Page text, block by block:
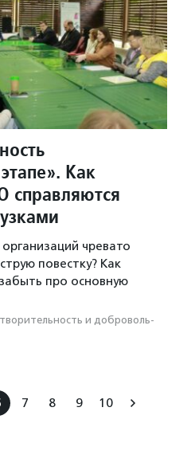
Как
справляются
чревато
повестку? Как
про основную
и доброволь­
7 8 9 10